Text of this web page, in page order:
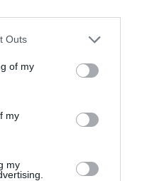
Outs
of my
my
my
pricing, expansión y
PRO Fitness a
preferida de Google
noticias de actualidad.